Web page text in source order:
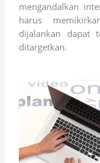
mengandalkan
harus
dijalankan dapat
ditargetkan.